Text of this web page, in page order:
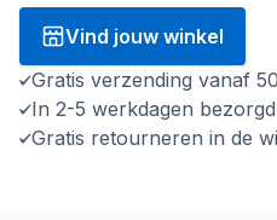
Vind jouw winkel
Gratis verzending vanaf
In 2-5 werkdagen
Gratis retourneren in de